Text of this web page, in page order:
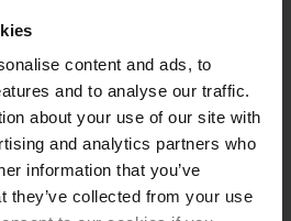
content and ads, to
and to analyse our traffic.
about your use of our site with
and analytics partners who
information that you’ve
they’ve collected from your use